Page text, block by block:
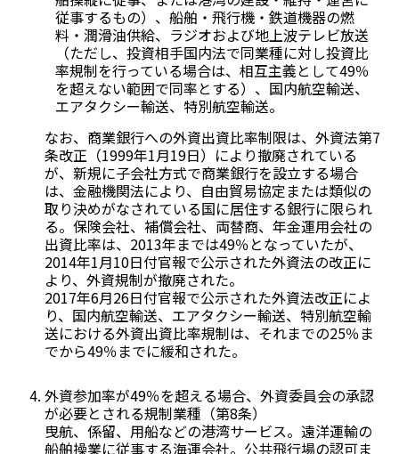
従事するもの）、船舶・飛行機・鉄道機器の燃
料・潤滑油供給、ラジオおよび地上波テレビ放送
（ただし、投資相手国内法で同業種に対し投資比
率規制を行っている場合は、相互主義として49％
を超えない範囲で同率とする）、国内航空輸送、
エアタクシー輸送、特別航空輸送。
なお、商業銀行への外資出資比率制限は、外資法第7
条改正（1999年1月19日）により撤廃されている
が、新規に子会社方式で商業銀行を設立する場合
は、金融機関法により、自由貿易協定または類似の
取り決めがなされている国に居住する銀行に限られ
る。保険会社、補償会社、両替商、年金運用会社の
出資比率は、2013年までは49％となっていたが、
2014年1月10日付官報で公示された外資法の改正に
より、外資規制が撤廃された。
2017年6月26日付官報で公示された外資法改正によ
り、国内航空輸送、エアタクシー輸送、特別航空輸
送における外資出資比率規制は、それまでの25％ま
でから49％までに緩和された。
外資参加率が49％を超える場合、外資委員会の承認
が必要とされる規制業種（第8条）
曳航、係留、用船などの港湾サービス。遠洋運輸の
船舶操業に従事する海運会社。公共飛行場の認可ま